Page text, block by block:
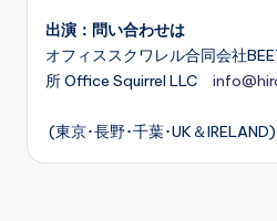
出演：問い合わせは
オフィススクワレル合同会社
所 Office Squirrel LLC
(東京･長野･千葉･UK＆IRELAND)